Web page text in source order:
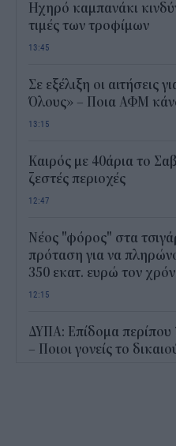
Ηχηρό καμπανάκι
τιμές των τροφίμων
13:45
Σε εξέλιξη οι αιτήσεις
Όλους» – Ποια ΑΦΜ
13:15
Καιρός με 40άρια το
ζεστές περιοχές
12:47
Νέος "φόρος" στα
πρόταση για να
350 εκατ. ευρώ τον
12:15
ΔΥΠΑ: Επίδομα περίπου
– Ποιοι γονείς το